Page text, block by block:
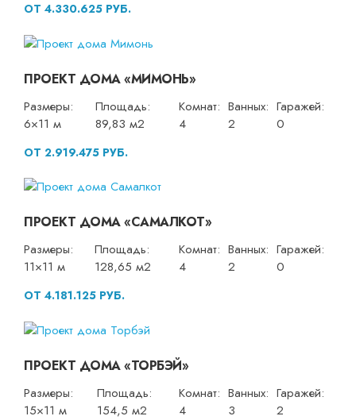
ОТ 4.330.625 РУБ.
ПРОЕКТ ДОМА «МИМОНЬ»
Размеры:
6×11 м
Площадь:
89,83 м2
Комнат:
4
Ванных:
2
Гаражей:
0
ОТ 2.919.475 РУБ.
ПРОЕКТ ДОМА «САМАЛКОТ»
Размеры:
11×11 м
Площадь:
128,65 м2
Комнат:
4
Ванных:
2
Гаражей:
0
ОТ 4.181.125 РУБ.
ПРОЕКТ ДОМА «ТОРБЭЙ»
Размеры:
15×11 м
Площадь:
154,5 м2
Комнат:
4
Ванных:
3
Гаражей:
2